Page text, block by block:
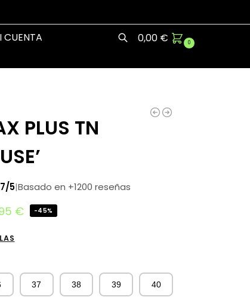
CUENTA 0,00 € 0
PLUS TN
5|Basado en +1200 reseñas
€ -45%
37 38 39 40